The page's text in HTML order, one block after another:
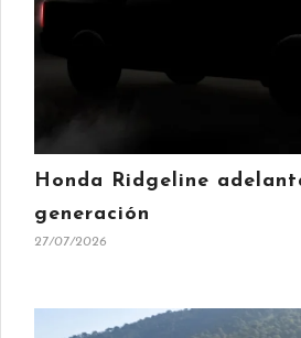
Honda Ridgeline
generación
27/07/2026